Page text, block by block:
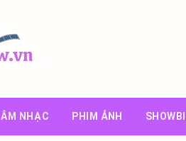
ÂM NHẠC PHIM ẢNH